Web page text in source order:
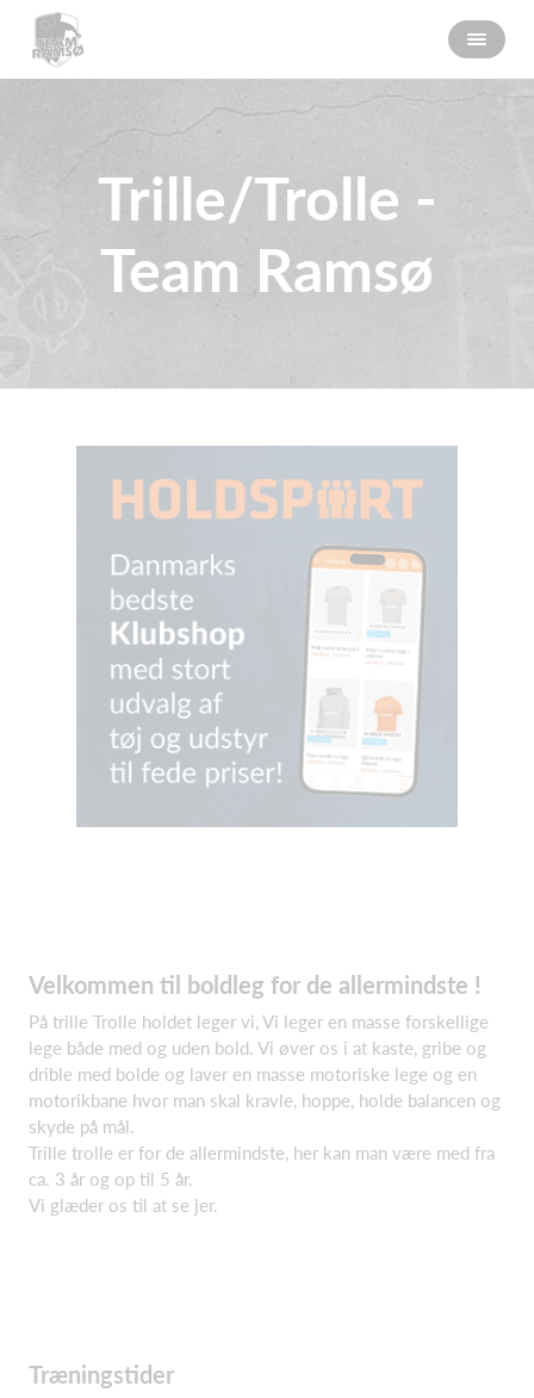
Trille/Trolle -
Team Ramsø
Velkommen til boldleg for de allermindste !
På trille Trolle holdet leger vi, Vi leger en masse forskellige
lege både med og uden bold. Vi øver os i at kaste, gribe og
drible med bolde og laver en masse motoriske lege og en
motorikbane hvor man skal kravle, hoppe, holde balancen og
skyde på mål.
Trille trolle er for de allermindste, her kan man være med fra
ca. 3 år og op til 5 år.
Vi glæder os til at se jer.
Træningstider